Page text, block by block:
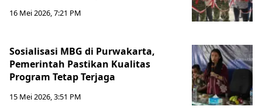
16 Mei 2026, 7:21 PM
Sosialisasi MBG di Purwakarta,
Pemerintah Pastikan Kualitas
Program Tetap Terjaga
15 Mei 2026, 3:51 PM